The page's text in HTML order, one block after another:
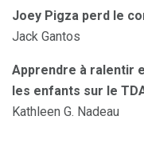
Joey Pigza perd le
Jack Gantos
Apprendre à ralentir
les enfants sur le
Kathleen G. Nadeau